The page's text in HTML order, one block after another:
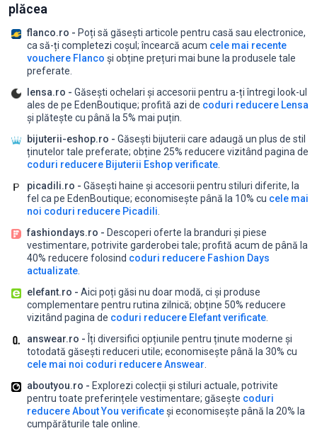
plăcea
flanco.ro - Poți să găsești articole pentru casă sau electronice,
ca să-ți completezi coșul;încearcă acum cele mai recente
vouchere Flanco și obține prețuri mai bune la produsele tale
preferate.
lensa.ro - Găsești ochelari și accesorii pentru a-ți întregi look-ul
ales de pe EdenBoutique; profită azi de coduri reducere Lensa
și plătește cu până la 5% mai puțin.
bijuterii-eshop.ro - Găsești bijuterii care adaugă un plus de stil
ținutelor tale preferate; obține 25% reducere vizitând pagina de
coduri reducere Bijuterii Eshop verificate
picadili.ro - Găsești haine și accesorii pentru stiluri diferite, la
fel ca pe EdenBoutique; economisește până la 10% cu cele mai
noi coduri reducere Picadili
fashiondays.ro - Descoperi oferte la branduri și piese
vestimentare, potrivite garderobei tale; profită acum de până la
40% reducere folosind coduri reducere Fashion Days
actualizate
elefant.ro - Aici poți găsi nu doar modă, ci și produse
complementare pentru rutina zilnică; obține 50% reducere
vizitând pagina de coduri reducere Elefant verificate
answear.ro -Îți diversifici opțiunile pentru ținute moderne și
totodată găsești reduceri utile; economisește până la 30% cu
cele mai noi coduri reducere Answear
aboutyou.ro - Explorezi colecții și stiluri actuale, potrivite
pentru toate preferințele vestimentare; găsește coduri
reducere About You verificateși economisește până la 20% la
cumpărăturile tale online.